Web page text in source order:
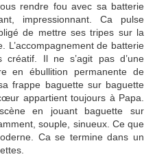
rendre fou avec sa batterie
impressionnant. Ca pulse
de mettre ses tripes sur la
L’accompagnement de batterie
Il ne s’agit pas d’une
en ébullition permanente de
frappe baguette sur baguette
appartient toujours à Papa.
en jouant baguette sur
souple, sinueux. Ce que
Ca se termine dans un